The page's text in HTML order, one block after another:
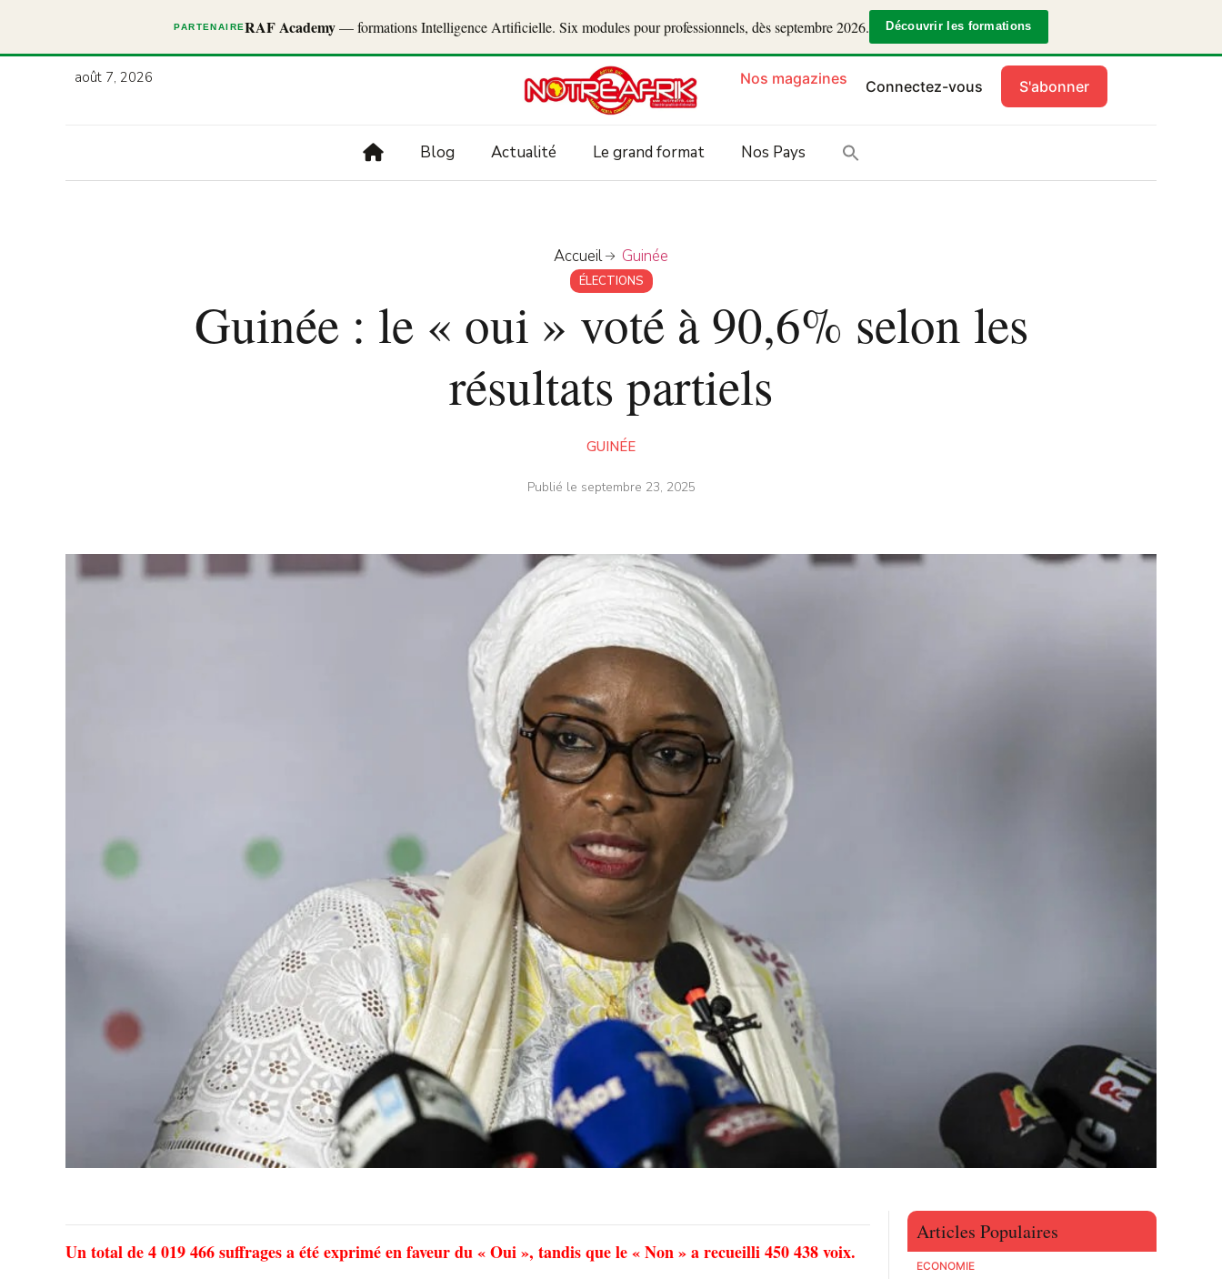
PARTENAIRERAF Academy— formations Intelligence Artificielle. Six modules pour professionnels, dès septembre 2026. Découvrir les formations
août 7, 2026 Nos magazines Connectez-vous S'abonner
Blog Actualité Le grand format Nos Pays
Accueil Guinée
ÉLECTIONS
Guinée : le « oui » voté à 90,6% selon les
résultats partiels
GUINÉE
Publié le septembre 23, 2025
Un total de 4 019 466 suffrages a été exprimé en faveur du « Oui », tandis que le « Non » a recueilli 450 438 voix.
Articles Populaires
ECONOMIE